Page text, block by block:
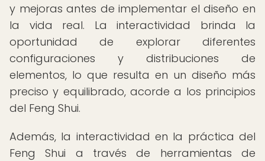
y mejoras antes de implementar el diseño en
la vida real. La interactividad brinda la
oportunidad de explorar diferentes
configuraciones y distribuciones de
elementos, lo que resulta en un diseño más
preciso y equilibrado, acorde a los principios
del Feng Shui.
Además, la interactividad en la práctica del
Feng Shui a través de herramientas de